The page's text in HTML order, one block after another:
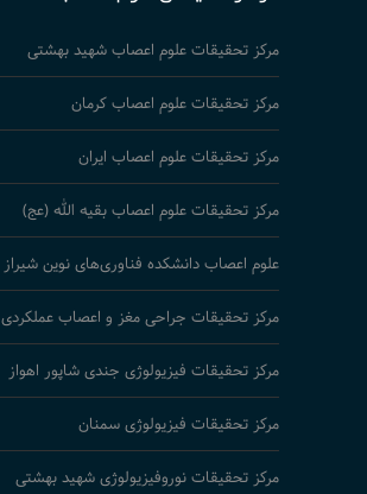
مرکز تحقیقات علوم اعصاب شهید بهشتی
مرکز تحقیقات علوم اعصاب کرمان
مرکز تحقیقات علوم اعصاب ایران
مرکز تحقیقات علوم اعصاب بقیه الله (عج)
علوم اعصاب دانشکده فناوری‌های نوین شیراز
مرکز تحقیقات جراحی مغز و اعصاب عملکردی
مرکز تحقیقات فیزیولوژی جندی شاپور اهواز
مرکز تحقیقات فیزیولوژی سمنان
مرکز تحقیقات نوروفیزیولوژی شهید بهشتی